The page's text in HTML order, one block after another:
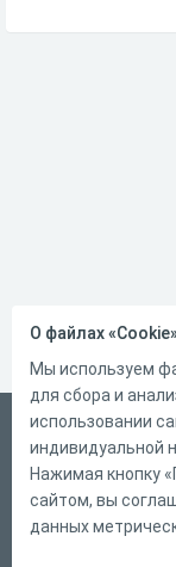
Русский
Справка
Форма
О файлах
Мы используем
для сбора и
использовании
индивидуальной
Нажимая кнопку
сайтом, вы
данных